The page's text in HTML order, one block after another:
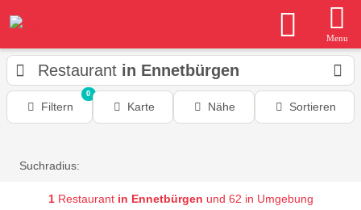
Menu
Restaurant in Ennetbürgen
Filtern
0
Karte Nähe Sortieren
Suchradius:
1Restaurant in Ennetbürgen und 62 in Umgebung